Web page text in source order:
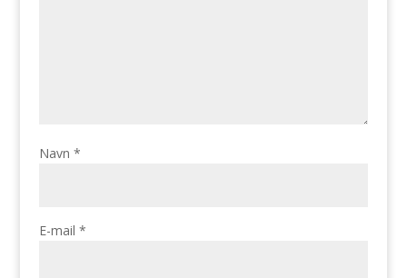
Navn *
E-mail *